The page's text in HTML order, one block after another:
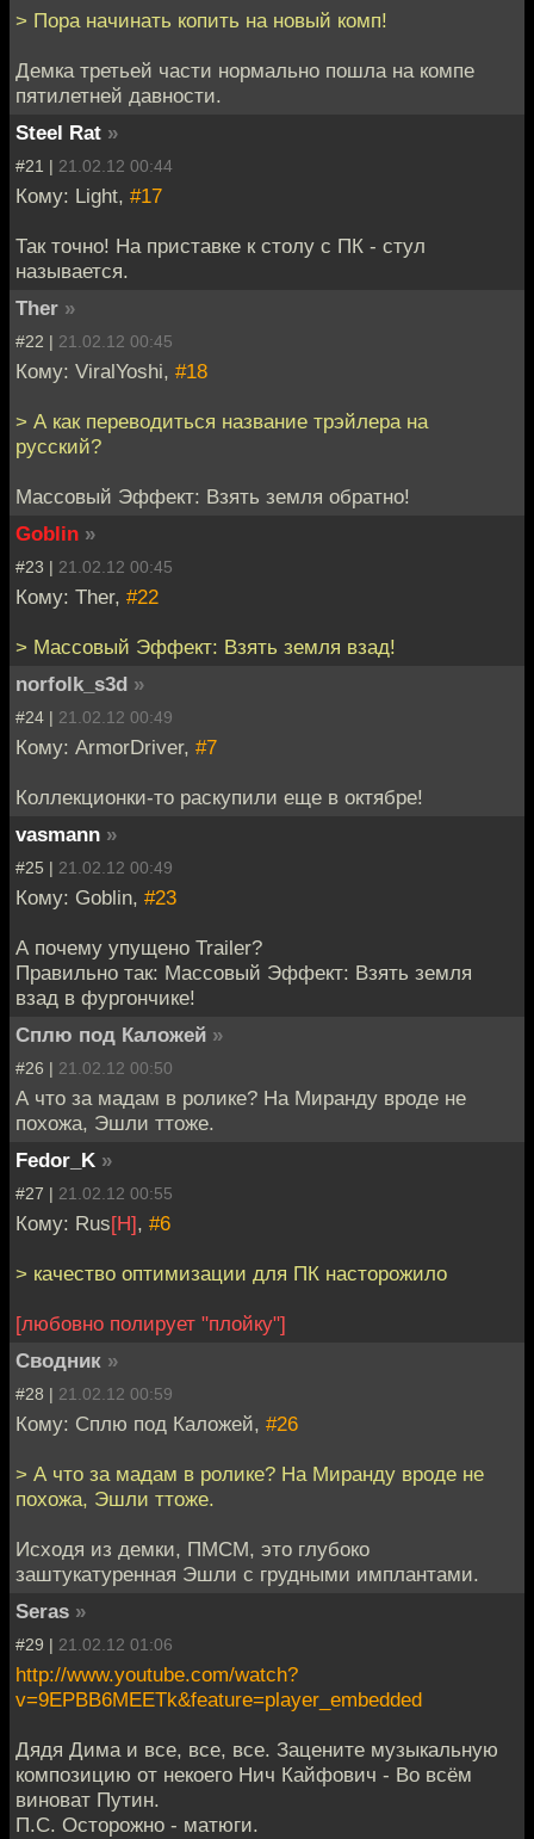
> Пора начинать копить на новый комп!
Демка третьей части нормально пошла на компе
пятилетней давности.
Steel Rat »
#21 | 21.02.12 00:44
Кому: Light, #17
Так точно! На приставке к столу с ПК - стул
называется.
Ther »
#22 | 21.02.12 00:45
Кому: ViralYoshi, #18
> А как переводиться название трэйлера на
русский?
Массовый Эффект: Взять земля обратно!
Goblin »
#23 | 21.02.12 00:45
Кому: Ther, #22
> Массовый Эффект: Взять земля взад!
norfolk_s3d »
#24 | 21.02.12 00:49
Кому: ArmorDriver, #7
Коллекционки-то раскупили еще в октябре!
vasmann »
#25 | 21.02.12 00:49
Кому: Goblin, #23
А почему упущено Trailer?
Правильно так: Массовый Эффект: Взять земля
взад в фургончике!
Сплю под Каложей »
#26 | 21.02.12 00:50
А что за мадам в ролике? На Миранду вроде не
похожа, Эшли ттоже.
Fedor_K »
#27 | 21.02.12 00:55
Кому: Rus[H], #6
> качество оптимизации для ПК насторожило
[любовно полирует "плойку"]
Сводник »
#28 | 21.02.12 00:59
Кому: Сплю под Каложей, #26
> А что за мадам в ролике? На Миранду вроде не
похожа, Эшли ттоже.
Исходя из демки, ПМСМ, это глубоко
заштукатуренная Эшли с грудными имплантами.
Seras »
#29 | 21.02.12 01:06
http://www.youtube.com/watch?
v=9EPBB6MEETk&feature=player_embedded
Дядя Дима и все, все, все. Зацените музыкальную
композицию от некоего Нич Кайфович - Во всём
виноват Путин.
П.С. Осторожно - матюги.